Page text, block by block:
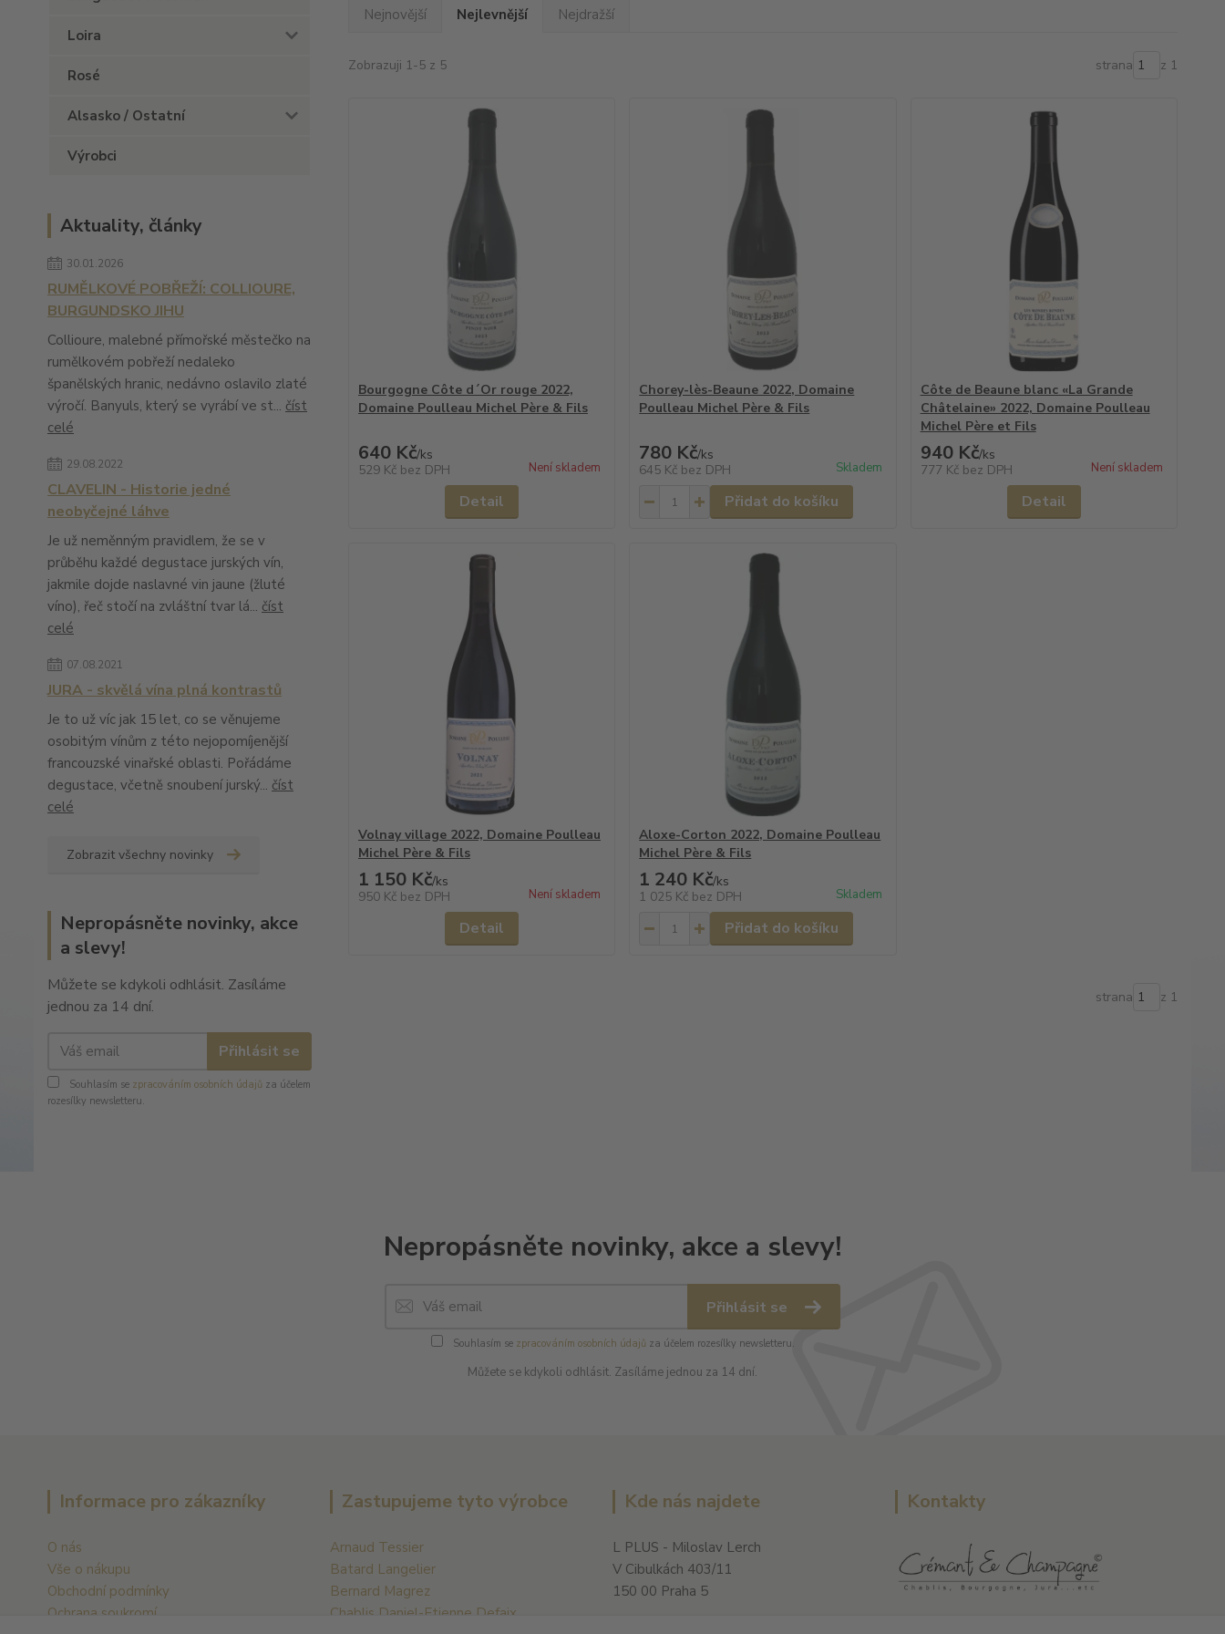
Loira
Rosé
Alsasko / Ostatní
Výrobci
Aktuality, články
30.01.2026
RUMĚLKOVÉ POBŘEŽÍ: COLLIOURE,
BURGUNDSKO JIHU
Collioure, malebné přímořské městečko na
rumělkovém pobřeží nedaleko
španělských hranic, nedávno oslavilo zlaté
výročí. Banyuls, který se vyrábí ve st... číst
celé
29.08.2022
CLAVELIN - Historie jedné
neobyčejné láhve
Je už neměnným pravidlem, že se v
průběhu každé degustace jurských vín,
jakmile dojde naslavné vin jaune (žluté
víno), řeč stočí na zvláštní tvar lá... číst
celé
07.08.2021
JURA - skvělá vína plná kontrastů
Je to už víc jak 15 let, co se věnujeme
osobitým vínům z této nejopomíjenější
francouzské vinařské oblasti. Pořádáme
degustace, včetně snoubení jurský... číst
celé
Zobrazit všechny novinky
Nepropásněte novinky, akce
a slevy!
Můžete se kdykoli odhlásit. Zasíláme
jednou za 14 dní.
Přihlásit se
Souhlasím se zpracováním osobních údajů za účelem
rozesílky newsletteru.
Nejnovější Nejlevnější Nejdražší
Zobrazuji 1-5 z 5 strana z 1
Bourgogne Côte d´Or rouge 2022,
Domaine Poulleau Michel Père & Fils
640 Kč/ks
529 Kč bez DPH Není skladem
Detail
Chorey-lès-Beaune 2022, Domaine
Poulleau Michel Père & Fils
780 Kč/ks
645 Kč bez DPH Skladem
Přidat do košíku
Côte de Beaune blanc «La Grande
Châtelaine» 2022, Domaine Poulleau
Michel Père et Fils
940 Kč/ks
777 Kč bez DPH Není skladem
Detail
Volnay village 2022, Domaine Poulleau
Michel Père & Fils
1 150 Kč/ks
950 Kč bez DPH Není skladem
Detail
Aloxe-Corton 2022, Domaine Poulleau
Michel Père & Fils
1 240 Kč/ks
1 025 Kč bez DPH Skladem
Přidat do košíku
strana z 1
Nepropásněte novinky, akce a slevy!
Přihlásit se
Souhlasím se zpracováním osobních údajů za účelem rozesílky newsletteru.
Můžete se kdykoli odhlásit. Zasíláme jednou za 14 dní.
Informace pro zákazníky
O nás
Vše o nákupu
Obchodní podmínky
Ochrana soukromí
Zastupujeme tyto výrobce
Arnaud Tessier
Batard Langelier
Bernard Magrez
Chablis Daniel-Etienne Defaix
Kde nás najdete
L PLUS - Miloslav Lerch
V Cibulkách 403/11
150 00 Praha 5
Kontakty